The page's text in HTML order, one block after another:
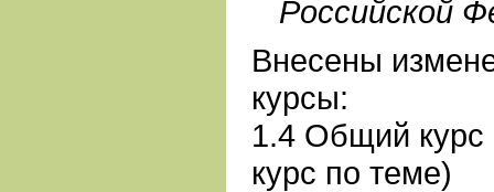
Российской
Внесены
курсы:
1.4 Общий
курс по теме)